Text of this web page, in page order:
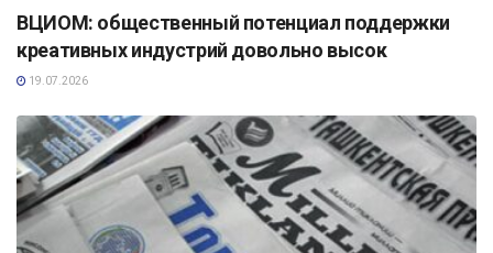
ВЦИОМ: общественный потенциал поддержки
креативных индустрий довольно высок
19.07.2026